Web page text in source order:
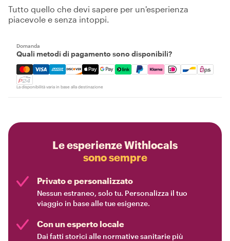
Tutto quello che devi sapere per un'esperienza
piacevole e senza intoppi.
Domanda
Quali metodi di pagamento sono disponibili?
Mastercard, Visa, Amex, Discover, Apple Pay, Google
La disponibilità varia in base alla destinazione
Le esperienze Withlocals
sono sempre
Privato e personalizzato
Nessun estraneo, solo tu. Personalizza il tuo
viaggio in base alle tue esigenze.
Con un esperto locale
Dai fatti storici alle normative sanitarie più